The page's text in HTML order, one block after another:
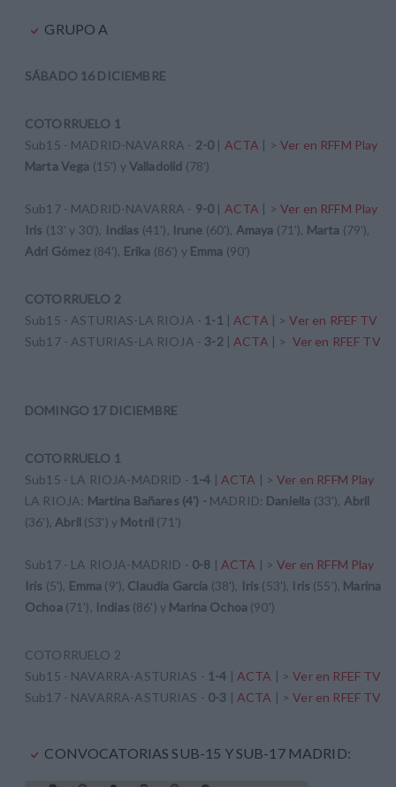
GRUPO A
SÁBADO 16 DICIEMBRE
COTORRUELO 1
Sub15 - MADRID-NAVARRA - 2-0 | ACTA | >Ver en RFFM Play
Marta Vega (15') y Valladolid (78')
Sub17 - MADRID-NAVARRA - 9-0 | ACTA | >Ver en RFFM Play
Iris (13' y 30'), Indias (41'), Irune (60'), Amaya (71'), Marta (79'),
Adri Gómez (84'), Erika (86') y Emma (90')
COTORRUELO 2
Sub15 - ASTURIAS-LA RIOJA - 1-1 | ACTA | >Ver en RFEF TV
Sub17 - ASTURIAS-LA RIOJA - 3-2 | ACTA | > Ver en RFEF TV
DOMINGO 17 DICIEMBRE
COTORRUELO 1
Sub15 - LA RIOJA-MADRID - 1-4 | ACTA | >Ver en RFFM Play
LA RIOJA: Martina Bañares (4') - MADRID: Daniella (33'), Abril
(36'), Abril (53') y Motril (71')
Sub17 - LA RIOJA-MADRID - 0-8 | ACTA | >Ver en RFFM Play
Iris (5'), Emma (9'), Claudia García (38'), Iris (53'), Iris (55'), Marina
Ochoa (71'), Indias (86') y Marina Ochoa (90')
COTORRUELO 2
Sub15 - NAVARRA-ASTURIAS - 1-4 | ACTA | >Ver en RFEF TV
Sub17 - NAVARRA-ASTURIAS - 0-3 | ACTA | >Ver en RFEF TV
CONVOCATORIAS SUB-15 Y SUB-17 MADRID: